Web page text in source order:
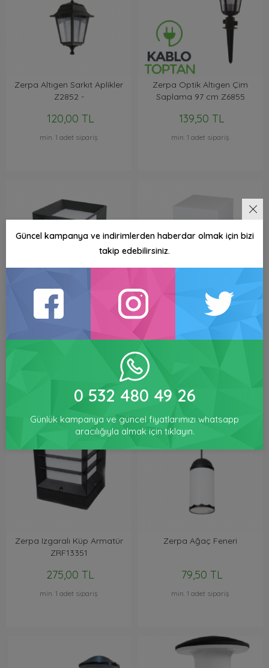
Güncel kampanya ve indirimlerden haberdar olmak için bizi
takip edebilirsiniz.
0 532 480 49 26
Günlük kampanya ve güncel fiyatlarımızı whatsapp
aracılığıyla almak için tıklayın.
Zerpa Altıgen Sarkıt Aplikler
Z2852 -
120,00 TL
min. 1 adet sipariş
Zerpa Optik Altıgen Çim
Saplama 97 cm Z6855
139,50 TL
min. 1 adet sipariş
Zerpa Kare Küp Armatür
Zerpa Sade Küp Armatür
Zerpa Izgaralı Küp Armatür
ZRF13351
275,00 TL
min. 1 adet sipariş
Zerpa Ağaç Feneri
79,50 TL
min. 1 adet sipariş